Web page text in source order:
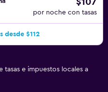
$107
por noche con tasas
desde $112
tasas e impuestos locales a